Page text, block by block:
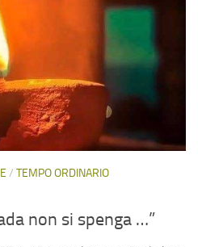
/ TEMPO ORDINARIO
non si spenga …”